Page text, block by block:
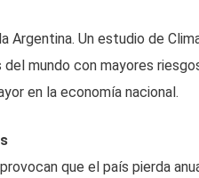
Argentina. Un estudio de
mundo con mayores
en la economía nacional.
que el país pierda